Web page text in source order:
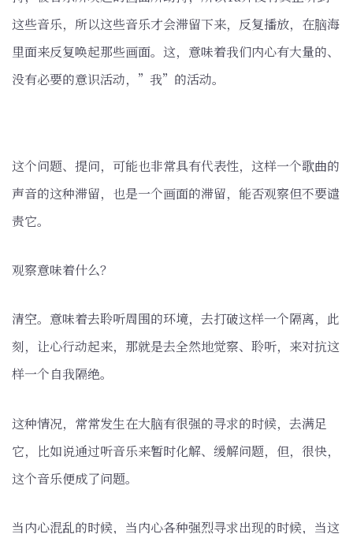
这些音乐，所以这些音乐才会滞留下来，反复播放，在脑海
里面来反复唤起那些画面。这，意味着我们内心有大量的、
没有必要的意识活动，”我”的活动。
这个问题、提问，可能也非常具有代表性，这样一个歌曲的
声音的这种滞留，也是一个画面的滞留，能否观察但不要谴
责它。
观察意味着什么？
清空。意味着去聆听周围的环境，去打破这样一个隔离，此
刻，让心行动起来，那就是去全然地觉察、聆听，来对抗这
样一个自我隔绝。
这种情况，常常发生在大脑有很强的寻求的时候，去满足
它，比如说通过听音乐来暂时化解、缓解问题，但，很快，
这个音乐便成了问题。
当内心混乱的时候，当内心各种强烈寻求出现的时候，当这